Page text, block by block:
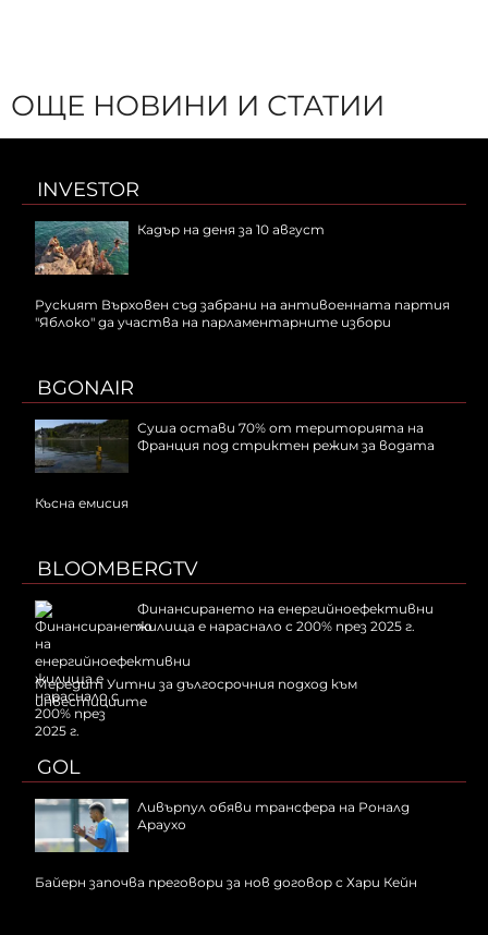
ОЩЕ НОВИНИ И СТАТИИ
INVESTOR
Кадър на деня за 10 август
Руският Върховен съд забрани на антивоенната партия
"Яблоко" да участва на парламентарните избори
BGONAIR
Суша остави 70% от територията на
Франция под стриктен режим за водата
Късна емисия
BLOOMBERGTV
Финансирането на енергийноефективни
жилища е нараснало с 200% през 2025 г.
Мередит Уитни за дългосрочния подход към
инвестициите
GOL
Ливърпул обяви трансфера на Роналд
Араухо
Байерн започва преговори за нов договор с Хари Кейн